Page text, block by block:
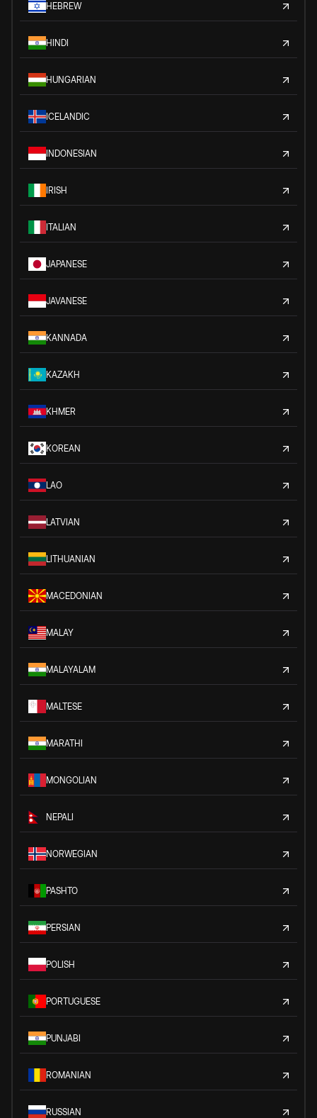
HEBREW
HINDI
HUNGARIAN
ICELANDIC
INDONESIAN
IRISH
ITALIAN
JAPANESE
JAVANESE
KANNADA
KAZAKH
KHMER
KOREAN
LAO
LATVIAN
LITHUANIAN
MACEDONIAN
MALAY
MALAYALAM
MALTESE
MARATHI
MONGOLIAN
NEPALI
NORWEGIAN
PASHTO
PERSIAN
POLISH
PORTUGUESE
PUNJABI
ROMANIAN
RUSSIAN